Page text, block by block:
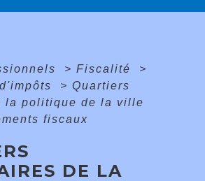
> Fiscalité
>
> Quartiers
la politique de la ville
fiscaux
DE LA